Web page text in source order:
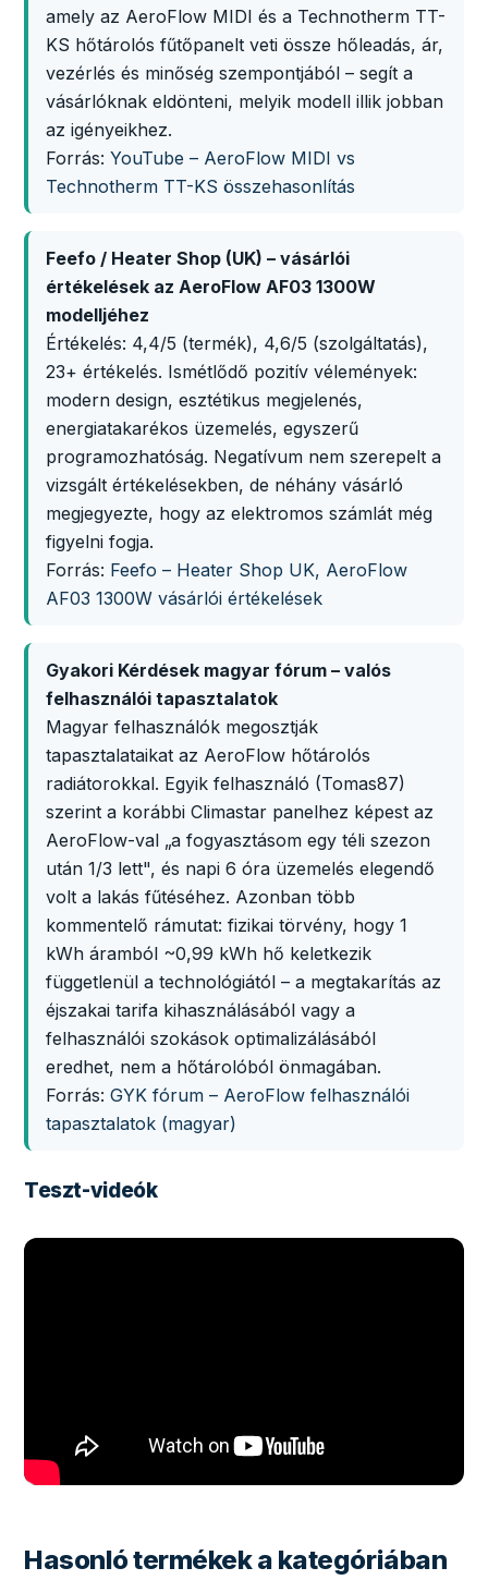
amely az AeroFlow MIDI és a Technotherm TT-
KS hőtárolós fűtőpanelt veti össze hőleadás, ár,
vezérlés és minőség szempontjából – segít a
vásárlóknak eldönteni, melyik modell illik jobban
az igényeikhez.
Forrás: YouTube – AeroFlow MIDI vs
Technotherm TT-KS összehasonlítás
Feefo / Heater Shop (UK) – vásárlói
értékelések az AeroFlow AF03 1300W
modelljéhez
Értékelés: 4,4/5 (termék), 4,6/5 (szolgáltatás),
23+ értékelés. Ismétlődő pozitív vélemények:
modern design, esztétikus megjelenés,
energiatakarékos üzemelés, egyszerű
programozhatóság. Negatívum nem szerepelt a
vizsgált értékelésekben, de néhány vásárló
megjegyezte, hogy az elektromos számlát még
figyelni fogja.
Forrás: Feefo – Heater Shop UK, AeroFlow
AF03 1300W vásárlói értékelések
Gyakori Kérdések magyar fórum – valós
felhasználói tapasztalatok
Magyar felhasználók megosztják
tapasztalataikat az AeroFlow hőtárolós
radiátorokkal. Egyik felhasználó (Tomas87)
szerint a korábbi Climastar panelhez képest az
AeroFlow-val „a fogyasztásom egy téli szezon
után 1/3 lett", és napi 6 óra üzemelés elegendő
volt a lakás fűtéséhez. Azonban több
kommentelő rámutat: fizikai törvény, hogy 1
kWh áramból ~0,99 kWh hő keletkezik
függetlenül a technológiától – a megtakarítás az
éjszakai tarifa kihasználásából vagy a
felhasználói szokások optimalizálásából
eredhet, nem a hőtárolóból önmagában.
Forrás: GYK fórum – AeroFlow felhasználói
tapasztalatok (magyar)
Teszt-videók
Hasonló termékek a kategóriában